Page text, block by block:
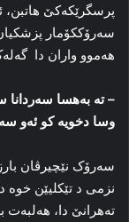
پرسگرێکه‌کێ هاتبن،
سه‌رۆککۆمار
هەموو واران دا
–ته‌ به‌هسا سه‌ردانا
وسا دخویه‌ کو ئه‌و
سه‌رۆک نێچیرڤان
نزمی د تێکلیێن
ته‌هرانێ دا، هه‌لبه‌ت